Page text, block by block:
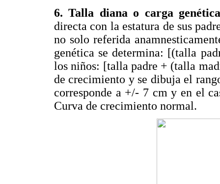
6. Talla diana o carga genética
directa con la estatura de sus
no solo referida
genética se determina: [(talla
los niños: [talla padre + (talla
de crecimiento y se dibuja el
corresponde a +/- 7 cm y en el
Curva de crecimiento normal.